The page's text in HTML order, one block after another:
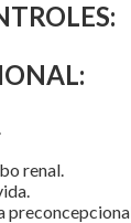
:
renal.